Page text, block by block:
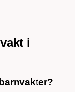
i